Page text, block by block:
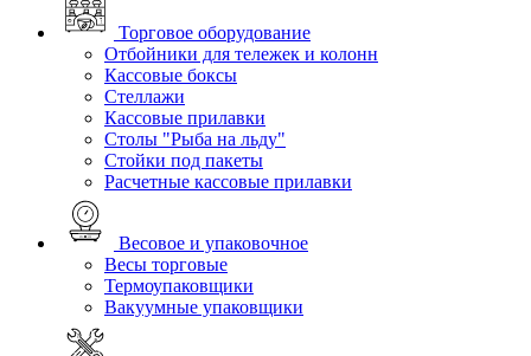
Торговое оборудование
Отбойники для тележек и колонн
Кассовые боксы
Стеллажи
Кассовые прилавки
Столы "Рыба на льду"
Стойки под пакеты
Расчетные кассовые прилавки
Весовое и упаковочное
Весы торговые
Термоупаковщики
Вакуумные упаковщики